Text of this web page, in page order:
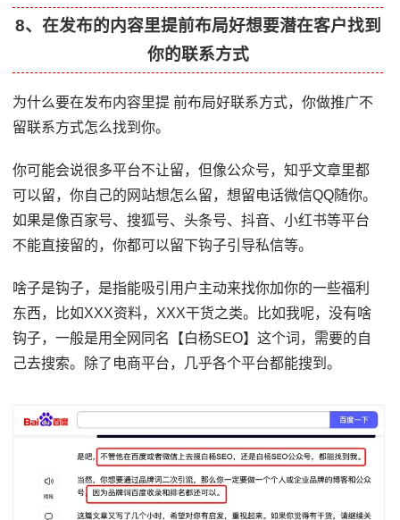
8、在发布的内容里提前布局好想要潜在客户找到
你的联系方式
为什么要在发布内容里提 前布局好联系方式，你做推广不
留联系方式怎么找到你。
你可能会说很多平台不让留，但像公众号，知乎文章里都
可以留，你自己的网站想怎么留，想留电话微信QQ随你。
如果是像百家号、搜狐号、头条号、抖音、小红书等平台
不能直接留的，你都可以留下钩子引导私信等。
啥子是钩子，是指能吸引用户主动来找你加你的一些福利
东西，比如XXX资料，XXX干货之类。比如我呢，没有啥
钩子，一般是用全网同名【白杨SEO】这个词，需要的自
己去搜索。除了电商平台，几乎各个平台都能搜到。